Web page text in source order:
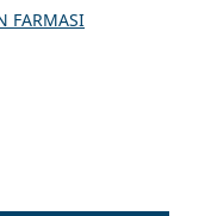
FARMASI